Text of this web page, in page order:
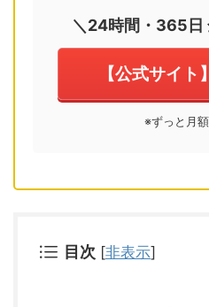
＼24時間・365日
【公式サイト
※ずっと月
目次 [非表示]